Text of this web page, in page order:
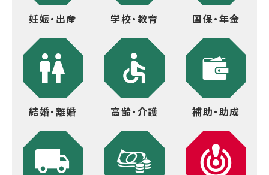
妊娠・出産 学校・教育 国保・年金
結婚・離婚 高齢・介護 補助・助成